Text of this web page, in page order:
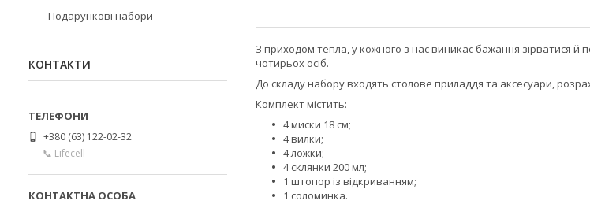
З приходом тепла, у кожного з нас виникає бажання зірватися й
чотирьох осіб.
До складу набору входять столове приладдя та аксесуари,
Комплект містить:
4 миски 18 см;
4 вилки;
4 ложки;
4 склянки 200 мл;
1 штопор із відкриванням;
1 соломинка.
Подарункові набори
КОНТАКТИ
+380 (63) 122-02-32
📞 Lifecell